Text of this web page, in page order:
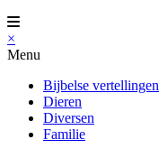
×
Menu
Bijbelse vertellingen
Dieren
Diversen
Familie